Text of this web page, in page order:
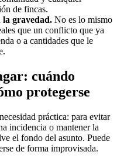
de fincas.
la gravedad. No es lo mismo
que un conflicto que ya
o a cantidades que le
cuándo
protegerse
práctica: para evitar
incidencia o mantener la
el fondo del asunto. Puede
de forma improvisada.